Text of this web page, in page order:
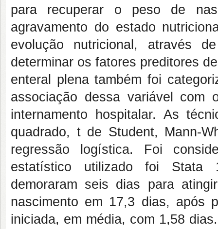
para recuperar o peso de
agravamento do estado
evolução nutricional, através
determinar os fatores preditores
enteral plena também foi
associação dessa variável com
internamento hospitalar. As
quadrado, t de Student, Mann-
regressão logística. Foi
estatístico utilizado foi
demoraram seis dias para
nascimento em 17,3 dias, após
iniciada, em média, com 1,58